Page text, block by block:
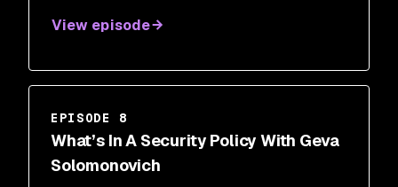
View episode
EPISODE 8
What’s In A Security Policy With Geva
Solomonovich